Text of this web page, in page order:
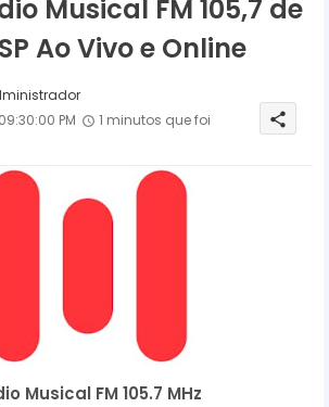
Musical FM 105,7 de
Ao Vivo e Online
PM
1 minutos que foi
share
Musical FM 105.7 MHz